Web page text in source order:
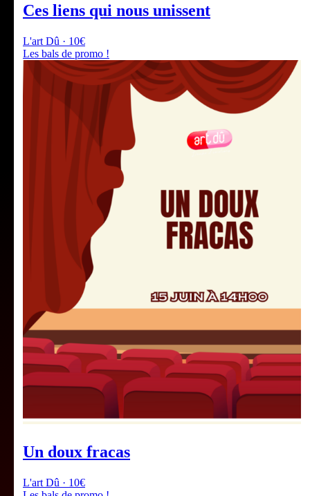
Ces liens qui nous unissent
L'art Dû · 10€
Les bals de promo !
Un doux fracas
L'art Dû · 10€